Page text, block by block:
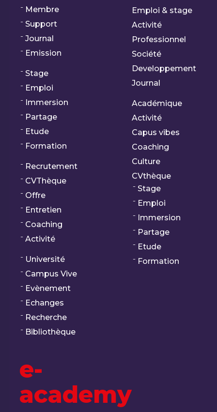
Membre
Support
Journal
Emission
Stage
Emploi
Immersion
Partage
Etude
Formation
Recrutement
CVThèque
Offre
Entretien
Coaching
Activité
Université
Campus Vive
Evènement
Echanges
Recherche
Bibliothèque
e-
academy
Emploi & stage
Activité
Professionnel
Société
Developpement
Journal
Académique
Activité
Capus vibes
Coaching
Culture
CVthèque
Stage
Emploi
Immersion
Partage
Etude
Formation